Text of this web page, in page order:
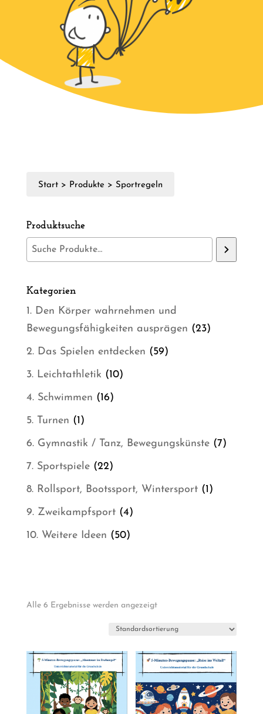
Start> Produkte > Sportregeln
Produktsuche
Kategorien
1. Den Körper wahrnehmen und
Bewegungsfähigkeiten ausprägen
2323
2. Das Spielen entdecken 5959
3. Leichtathletik 1010
4. Schwimmen 1616
5. Turnen 11
Produkt
6. Gymnastik / Tanz, Bewegungskünste 77
7. Sportspiele 2222
Produkte
8. Rollsport, Bootssport, Wintersport 11
9. Zweikampfsport 44
Produkte
10. Weitere Ideen 5050
Alle 6 Ergebnisse werden angezeigt